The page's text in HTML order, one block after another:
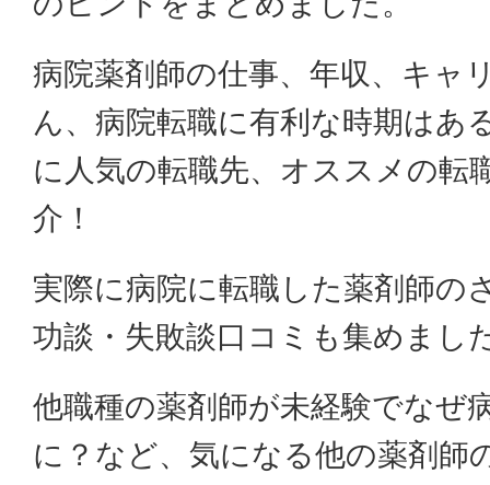
病院薬剤師の仕事、年収、キャ
ん、病院転職に有利な時期はあ
に人気の転職先、オススメの転
介！
実際に病院に転職した薬剤師の
功談・失敗談口コミも集めまし
他職種の薬剤師が未経験でなぜ
に？など、気になる他の薬剤師